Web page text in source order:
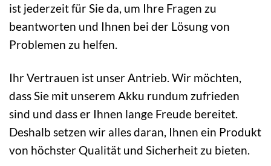
ist jederzeit für Sie da, um Ihre Fragen zu
beantworten und Ihnen bei der Lösung von
Problemen zu helfen.
Ihr Vertrauen ist unser Antrieb. Wir möchten,
dass Sie mit unserem Akku rundum zufrieden
sind und dass er Ihnen lange Freude bereitet.
Deshalb setzen wir alles daran, Ihnen ein Produkt
von höchster Qualität und Sicherheit zu bieten.